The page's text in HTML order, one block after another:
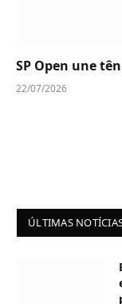
SP Open une
22/07/2026
ÚLTIMAS